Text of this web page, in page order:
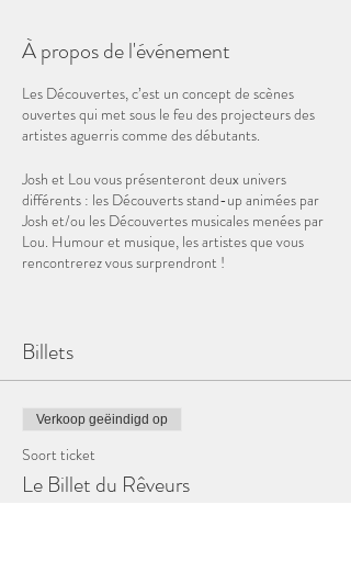
À propos de l'événement
Les Découvertes, c’est un concept de scènes
ouvertes qui met sous le feu des projecteurs des
artistes aguerris comme des débutants.
Josh et Lou vous présenteront deux univers
différents : les Découverts stand-up animées par
Josh et/ou les Découvertes musicales menées par
Lou. Humour et musique, les artistes que vous
rencontrerez vous surprendront !
Station des Rêveurs.
Stand-up :lesdecouvertes.standup@gmail.com
Billets
Verkoop geëindigd op
Soort ticket
Le Billet du Rêveurs